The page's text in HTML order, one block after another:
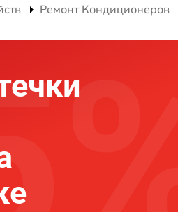
Ремонт Кондиционеров